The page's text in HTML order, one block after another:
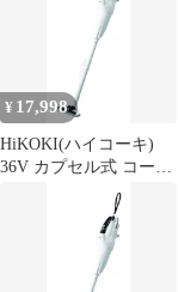
¥ 17,998
HiKOKI(ハイコーキ)
36V カプセル式 コード
レス掃除機 R36DB ペー
ルホワイト バッテリ
ー・充電器別売り ハン
ディ スティック クリー
ナー 紙パック不要 軽量